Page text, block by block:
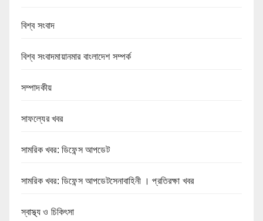
বিশ্ব সংবাদ
বিশ্ব সংবাদমায়ানমার বাংলাদেশ সম্পর্ক
সম্পাদকীয়
সাফল্যের খবর
সামরিক খবর: ডিফেন্স আপডেট
সামরিক খবর: ডিফেন্স আপডেটসেনাবাহিনী । প্রতিরক্ষা খবর
স্বাস্থ্য ও চিকিৎসা